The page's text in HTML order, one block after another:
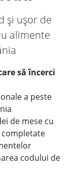
și ușor de
alimente
să încerci
a peste
de mese cu
codului de